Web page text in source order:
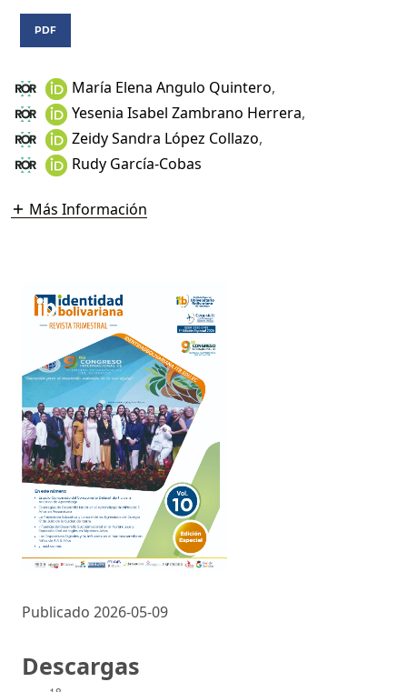
PDF
María Elena Angulo Quintero,
Yesenia Isabel Zambrano Herrera,
Zeidy Sandra López Collazo,
Rudy García-Cobas
Más Información
Publicado 2026-05-09
Descargas